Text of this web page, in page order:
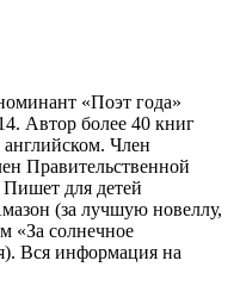
«Поэт года»
Автор более 40 книг
английском. Член
Правительственной
для детей
(за лучшую новеллу,
«За солнечное
Вся информация на